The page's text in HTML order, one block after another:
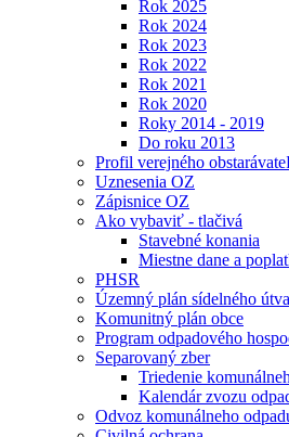
Rok 2025
Rok 2024
Rok 2023
Rok 2022
Rok 2021
Rok 2020
Roky 2014 - 2019
Do roku 2013
Profil verejného
Uznesenia OZ
Zápisnice OZ
Ako vybaviť - tlačivá
Stavebné konania
Miestne dane a
PHSR
Územný plán sídelného
Komunitný plán obce
Program odpadového
Separovaný zber
Triedenie
Kalendár zvozu
Odvoz komunálneho